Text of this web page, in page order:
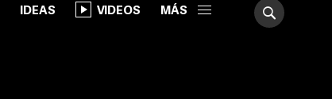
IDEAS VIDEOS MÁS